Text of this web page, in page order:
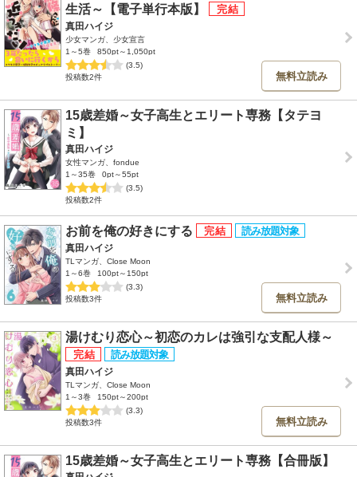
生活～【電子単行本版】
真田ハイジ
少女マンガ、少女宣言
1～5巻
850pt～1,050pt
(3.5)
投稿数2件
無料立読み
15歳差婚～女子高生とエリート専務【タテヨ
ミ】
真田ハイジ
女性マンガ、fondue
1～35巻
0pt～55pt
(3.5)
投稿数2件
お前を俺の好きにする
真田ハイジ
TLマンガ、Close Moon
1～6巻
100pt～150pt
(3.3)
投稿数3件
無料立読み
湯けむり恋心～初恋のカレは強引な支配人様～
真田ハイジ
TLマンガ、Close Moon
1～3巻
150pt～200pt
(3.3)
投稿数3件
無料立読み
15歳差婚～女子高生とエリート専務【合冊版】